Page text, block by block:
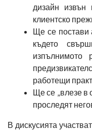
дизайн извън
клиентско
Ще се постави
където
изпълнимото
работещи
Ще се „влезе в
проследят
В дискусията